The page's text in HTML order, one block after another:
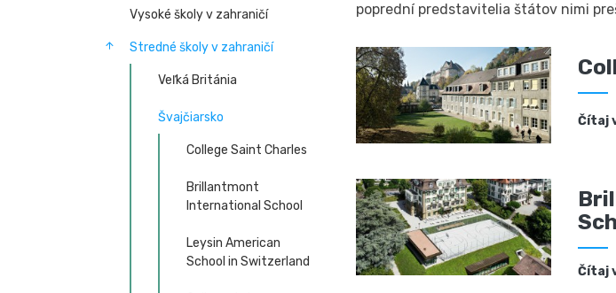
Vysoké školy v zahraničí
Stredné školy v zahraničí
Veľká Británia
Švajčiarsko
College Saint Charles
Brillantmont
International School
Leysin American
School in Switzerland
poprední predstavitelia štátov nimi
Čítaj
Čítaj